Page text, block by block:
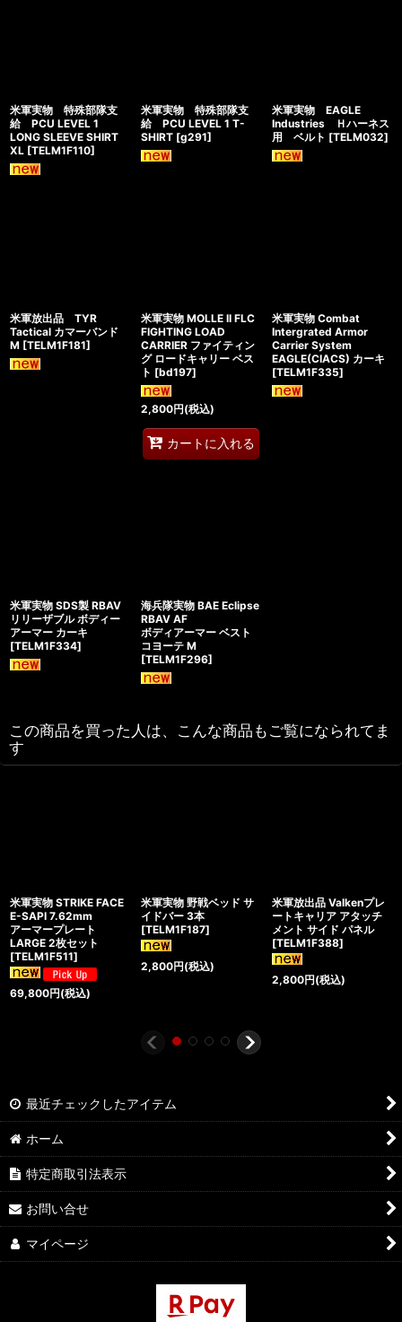
米軍実物 特殊部隊支
給 PCU LEVEL 1
LONG SLEEVE SHIRT
XL [TELM1F110]
米軍実物 特殊部隊支
給 PCU LEVEL 1 T-
SHIRT [g291]
米軍実物 EAGLE
Industries Ｈハーネス
用 ベルト [TELM032]
米軍放出品 TYR
Tactical カマーバンド
M [TELM1F181]
米軍実物 MOLLE II FLC
FIGHTING LOAD
CARRIER ファイティン
グ ロードキャリー ベス
ト [bd197]
2,800円(税込)
カートに入れる
米軍実物 Combat
Intergrated Armor
Carrier System
EAGLE(CIACS) カーキ
[TELM1F335]
米軍実物 SDS製 RBAV
リリーザブル ボディー
アーマー カーキ
[TELM1F334]
海兵隊実物 BAE Eclipse
RBAV AF
ボディアーマー ベスト
コヨーテ M
[TELM1F296]
この商品を買った人は、こんな商品もご覧になられてま
す
米軍実物 STRIKE FACE
E-SAPI 7.62mm
アーマープレート
LARGE 2枚セット
[TELM1F511]
69,800円(税込)
米軍実物 野戦ベッド サ
イドバー 3本
[TELM1F187]
2,800円(税込)
米軍放出品 Valkenプレ
ートキャリア アタッチ
メント サイド パネル
[TELM1F388]
2,800円(税込)
最近チェックしたアイテム
ホーム
特定商取引法表示
お問い合せ
マイページ